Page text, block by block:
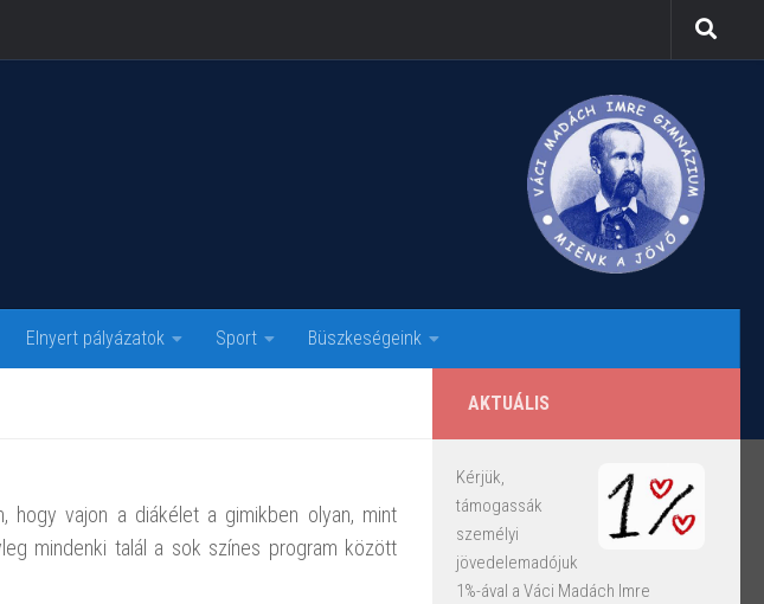
Elnyert pályázatok Sport Büszkeségeink
hogy vajon a diákélet a gimikben olyan, mint
mindenki talál a sok színes program között
AKTUÁLIS
Kérjük,
támogassák
személyi
jövedelemadójuk
1%-ával a Váci Madách Imre